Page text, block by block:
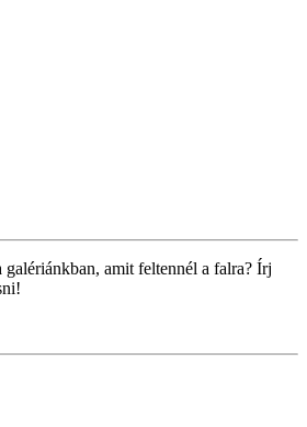
amit feltennél a falra? Írj